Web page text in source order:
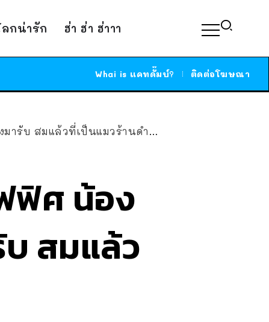
กน่ารัก ฮ่า ฮ่า ฮ่าาา
Whai is แคทดั๊มบ์? ติดต่อโฆษณา
รับ สมแล้วที่เป็นแมวร้านดำน้ำ
ฟิศ น้อง
บ สมแล้ว